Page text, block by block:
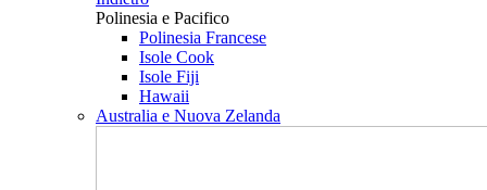
Polinesia e Pacifico
Polinesia Francese
Isole Cook
Isole Fiji
Hawaii
Australia e Nuova Zelanda